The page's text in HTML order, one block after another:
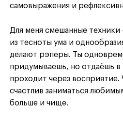
самовыражения и
Для меня смешанные
из тесноты ума и
делают рэперы. Ты
придумываешь, но отдаёшь в
проходит через восприятие.
счастлив заниматься
больше и чище.